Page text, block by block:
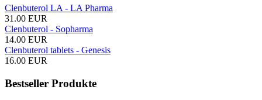
Clenbuterol LA - LA Pharma
31.00 EUR
Clenbuterol - Sopharma
14.00 EUR
Clenbuterol tablets - Genesis
16.00 EUR
Bestseller Produkte